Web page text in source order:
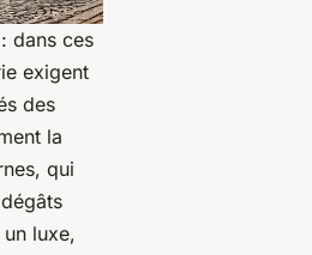
dans ces
exigent
des
la
qui
luxe,